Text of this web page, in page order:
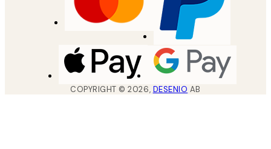
COPYRIGHT ©2026, DESENIO AB